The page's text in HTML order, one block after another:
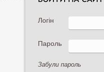
Логін
Пароль
Забули пароль